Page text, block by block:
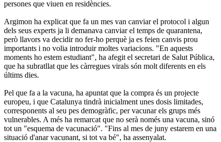
persones que viuen en residències.
Argimon ha explicat que fa un mes van canviar el protocol i algun
dels seus experts ja li demanava canviar el temps de quarantena,
però llavors va decidir no fer-ho perquè ja es feien canvis prou
importants i no volia introduir moltes variacions. "En aquests
moments ho estem estudiant", ha afegit el secretari de Salut Pública,
que ha subratllat que les càrregues virals són molt diferents en els
últims dies.
Pel que fa a la vacuna, ha apuntat que la compra és un projecte
europeu, i que Catalunya tindrà inicialment unes dosis limitades,
corresponents al seu pes demogràfic, per vacunar els grups més
vulnerables. A més ha remarcat que no serà només una vacuna, sinó
tot un "esquema de vacunació". "Fins al mes de juny estarem en una
situació d'anar vacunant, si tot va bé", ha assenyalat.